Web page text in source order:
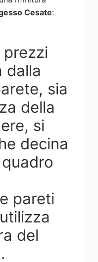
Cesate:
prezzi
dalla
sia
della
si
decina
pareti
del